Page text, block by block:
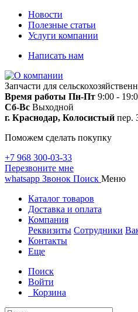
Новости
Полезные статьи
Услуги компании
Написать нам
Запчасти для
Время работы Пн-Пт 9:00 -
Сб-Вс Выходной
г. Краснодар, Колосистый пер.
Поможем сделать покупку
+7 968 300-03-33
Перезвоните мне
whatsapp Звонок Поиск Меню
Каталог товаров
Доставка и оплата
Компания
Реквизиты Сотрудники
Контакты
Еще
Поиск
Войти
Корзина